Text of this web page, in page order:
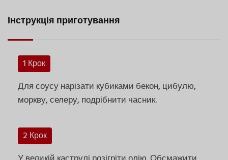
Інструкція приготування
1 Крок
Для соусу нарізати кубиками бекон, цибулю,
моркву, селеру, подрібнити часник.
2 Крок